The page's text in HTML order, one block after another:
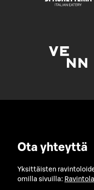
Ota yhteyttä
Yksittäisten
omilla sivuilla: